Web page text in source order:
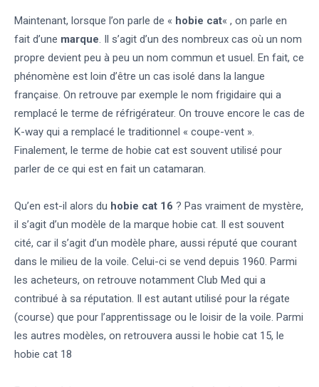
Maintenant, lorsque l’on parle de « hobie cat« , on parle en
fait d’une marque. Il s’agit d’un des nombreux cas où un nom
propre devient peu à peu un nom commun et usuel. En fait, ce
phénomène est loin d’être un cas isolé dans la langue
française. On retrouve par exemple le nom frigidaire qui a
remplacé le terme de réfrigérateur. On trouve encore le cas de
K-way qui a remplacé le traditionnel « coupe-vent ».
Finalement, le terme de hobie cat est souvent utilisé pour
parler de ce qui est en fait un catamaran.
Qu’en est-il alors du hobie cat 16 ? Pas vraiment de mystère,
il s’agit d’un modèle de la marque hobie cat. Il est souvent
cité, car il s’agit d’un modèle phare, aussi réputé que courant
dans le milieu de la voile. Celui-ci se vend depuis 1960. Parmi
les acheteurs, on retrouve notamment Club Med qui a
contribué à sa réputation. Il est autant utilisé pour la régate
(course) que pour l’apprentissage ou le loisir de la voile. Parmi
les autres modèles, on retrouvera aussi le hobie cat 15, le
hobie cat 18